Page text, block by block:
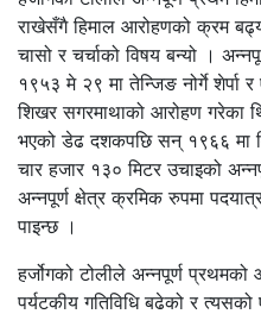
राखेसँगै हिमाल आरोहणको क्रम
चासो र चर्चाको विषय बन्यो ।
१९५३ मे २९ मा तेन्जिङ नोर्गे शेर्पा
शिखर सगरमाथाको आरोहण गरेका
भएको डेढ दशकपछि सन् १९६६ मा
चार हजार १३० मिटर उचाइको
अन्नपूर्ण क्षेत्र क्रमिक रुपमा
पाइन्छ ।
हर्जोगको टोलीले अन्नपूर्ण
पर्यटकीय गतिविधि बढेको र